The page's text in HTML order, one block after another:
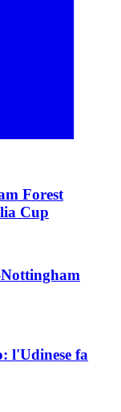
Forest
Cup
l'Udinese fa